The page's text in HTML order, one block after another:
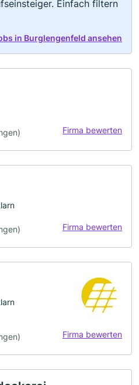
Einfach filtern
in Burglengenfeld ansehen
Firma bewerten
Firma bewerten
Firma bewerten